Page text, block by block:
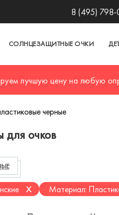
8 (495) 798-
СОЛНЦЕЗАЩИТНЫЕ ОЧКИ
лучшую цену на любую
черные
очков
x Материал: